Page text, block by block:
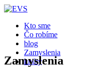
Close
Kto sme
Čo robíme
blog
Zamyslenia
knihy
Zamyslenia